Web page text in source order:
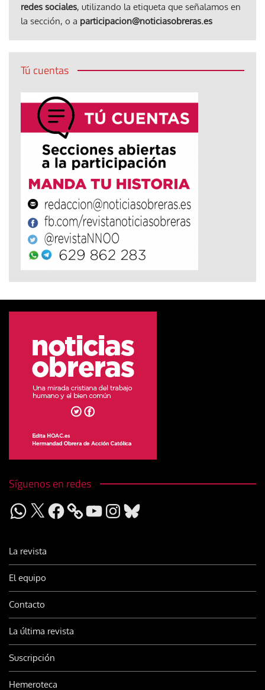
redes sociales, utilizando la etiqueta que señalamos en
la sección, o a participacion@noticiasobreras.es
Tú cuentas
Síguenos en redes
WhatsApp
X Facebook YouTubeInstagram
Bluesky
La revista
El equipo
Contacto
La última revista
Suscripción
Hemeroteca